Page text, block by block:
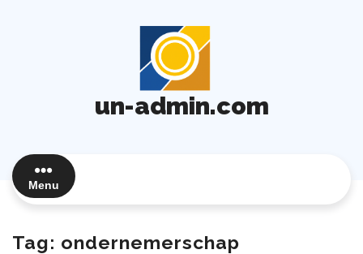
un-admin.com
Menu
Tag: ondernemerschap